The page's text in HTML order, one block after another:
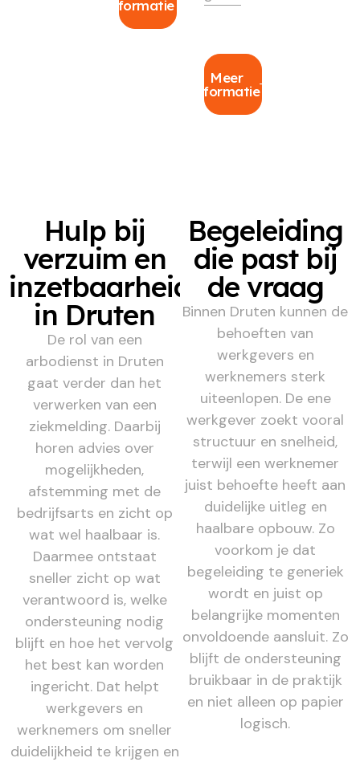
informatie
Meer
informatie
Hulp bij
verzuim en
inzetbaarheid
in Druten
De rol van een
arbodienst in Druten
gaat verder dan het
verwerken van een
ziekmelding. Daarbij
horen advies over
mogelijkheden,
afstemming met de
bedrijfsarts en zicht op
wat wel haalbaar is.
Daarmee ontstaat
sneller zicht op wat
verantwoord is, welke
ondersteuning nodig
blijft en hoe het vervolg
het best kan worden
ingericht. Dat helpt
werkgevers en
werknemers om sneller
duidelijkheid te krijgen en
Begeleiding
die past bij
de vraag
Binnen Druten kunnen de
behoeften van
werkgevers en
werknemers sterk
uiteenlopen. De ene
werkgever zoekt vooral
structuur en snelheid,
terwijl een werknemer
juist behoefte heeft aan
duidelijke uitleg en
haalbare opbouw. Zo
voorkom je dat
begeleiding te generiek
wordt en juist op
belangrijke momenten
onvoldoende aansluit. Zo
blijft de ondersteuning
bruikbaar in de praktijk
en niet alleen op papier
logisch.